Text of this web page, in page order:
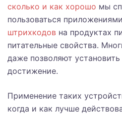
сколько и как хорошо мы
пользоваться
штрихкодов на продуктах
питательные свойства.
даже позволяют
достижение.
Применение таких
когда и как лучше